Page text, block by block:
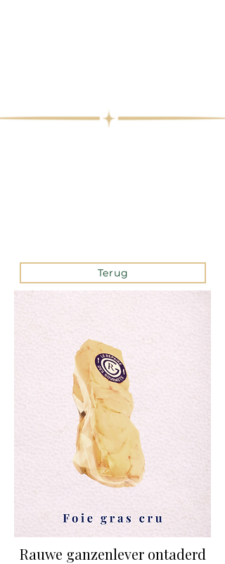
Terug
Rauwe ganzenlever ontaderd